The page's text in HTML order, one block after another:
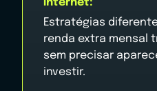
Estratégias
renda extra mensal
sem precisar
investir.